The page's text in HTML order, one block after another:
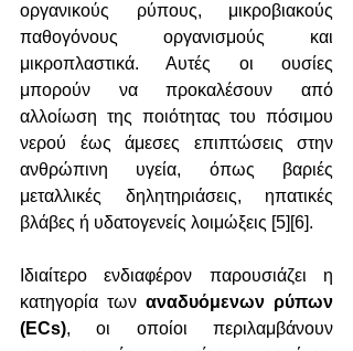
οργανικούς ρύπους, μικροβιακούς
παθογόνους οργανισμούς και
μικροπλαστικά. Αυτές οι ουσίες
μπορούν να προκαλέσουν από
αλλοίωση της ποιότητας του πόσιμου
νερού έως άμεσες επιπτώσεις στην
ανθρώπινη υγεία, όπως βαριές
μεταλλικές δηλητηριάσεις, ηπατικές
βλάβες ή υδατογενείς λοιμώξεις [5][6].
Ιδιαίτερο ενδιαφέρον παρουσιάζει η
κατηγορία των αναδυόμενων ρύπων
(ΕCs), οι οποίοι περιλαμβάνουν